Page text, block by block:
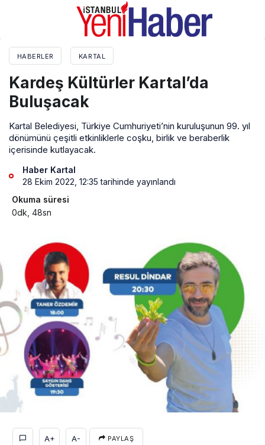
HABERLER KARTAL
Kardeş Kültürler Kartal’da
Buluşacak
Kartal Belediyesi, Türkiye Cumhuriyeti’nin kuruluşunun 99. yıl
dönümünü çeşitli etkinliklerle coşku, birlik ve beraberlik
içerisinde kutlayacak.
Haber Kartal
28 Ekim 2022, 12:35 tarihinde yayınlandı
Okuma süresi
0dk, 48sn
A+ A- PAYLAŞ